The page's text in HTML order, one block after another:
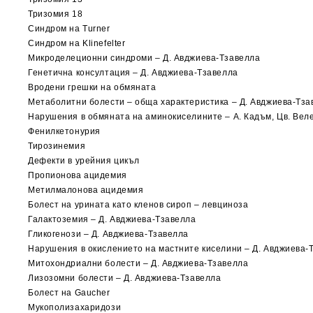
Тризомия 18
Синдром на Turner
Синдром на Klinefelter
Микроделеционни синдроми – Д. Авджиева-Тзавелла
Генетична консултация – Д. Авджиева-Тзавелла
Вродени грешки на обмяната
Метаболитни болести – обща характеристика – Д. Авджиева-
Нарушения в обмяната на аминокиселините – А. Кадъм, Цв.
Фенилкетонурия
Тирозинемия
Дефекти в урейния цикъл
Пропионова ацидемия
Метилмалонова ацидемия
Болест на урината като кленов сироп – левциноза
Галактоземия – Д. Авджиева-Тзавелла
Гликогенози – Д. Авджиева-Тзавелла
Нарушения в окислението на мастните киселини – Д. Авджиева-
Митохондриални болести – Д. Авджиева-Тзавелла
Лизозомни болести – Д. Авджиева-Тзавелла
Болест на Gaucher
Мукополизахаридози